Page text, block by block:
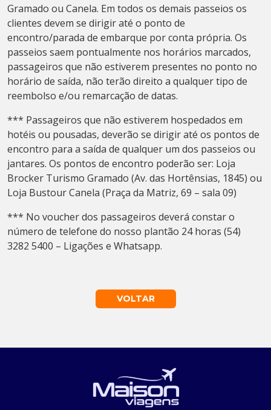
Gramado ou Canela. Em todos os demais passeios os
clientes devem se dirigir até o ponto de
encontro/parada de embarque por conta própria. Os
passeios saem pontualmente nos horários marcados,
passageiros que não estiverem presentes no ponto no
horário de saída, não terão direito a qualquer tipo de
reembolso e/ou remarcação de datas.
*** Passageiros que não estiverem hospedados em
hotéis ou pousadas, deverão se dirigir até os pontos de
encontro para a saída de qualquer um dos passeios ou
jantares. Os pontos de encontro poderão ser: Loja
Brocker Turismo Gramado (Av. das Hortênsias, 1845) ou
Loja Bustour Canela (Praça da Matriz, 69 – sala 09)
*** No voucher dos passageiros deverá constar o
número de telefone do nosso plantão 24 horas (54)
3282 5400 – Ligações e Whatsapp.
VOLTAR